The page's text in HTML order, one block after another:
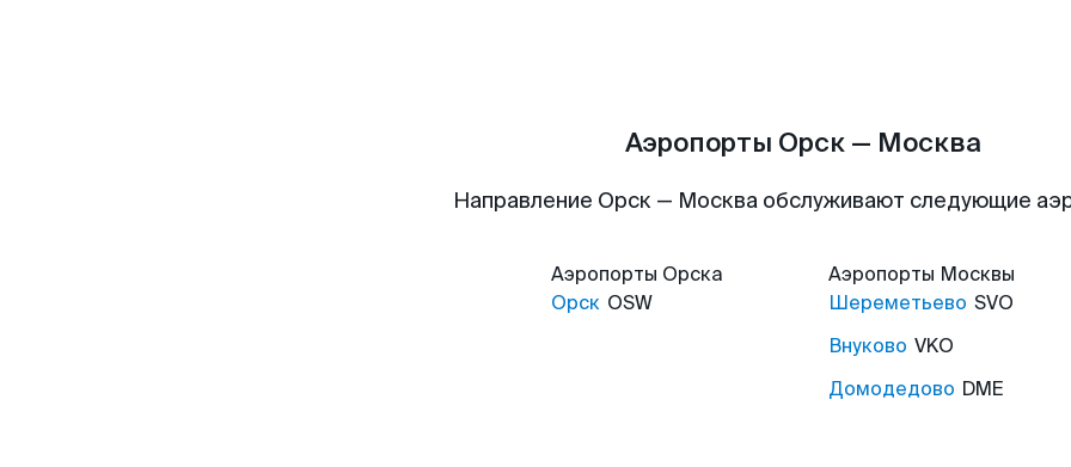
Аэропорты Орск — Москва
Направление Орск — Москва обслуживают следующие
Аэропорты Орска
Орск OSW
Аэропорты Москвы
Шереметьево SVO
Внуково VKO
Домодедово DME